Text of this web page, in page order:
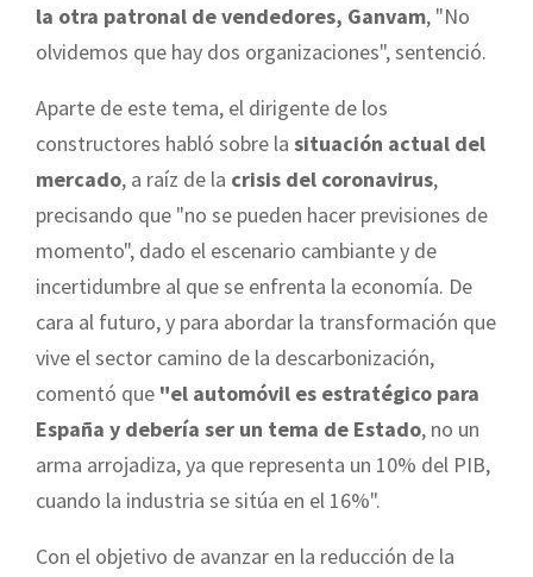
la otra patronal de vendedores, Ganvam, "No
olvidemos que hay dos organizaciones", sentenció.
Aparte de este tema, el dirigente de los
constructores habló sobre la situación actual del
mercado, a raíz de la crisis del coronavirus,
precisando que "no se pueden hacer previsiones de
momento", dado el escenario cambiante y de
incertidumbre al que se enfrenta la economía. De
cara al futuro, y para abordar la transformación que
vive el sector camino de la descarbonización,
comentó que "el automóvil es estratégico para
España y debería ser un tema de Estado, no un
arma arrojadiza, ya que representa un 10% del PIB,
cuando la industria se sitúa en el 16%".
Con el objetivo de avanzar en la reducción de la